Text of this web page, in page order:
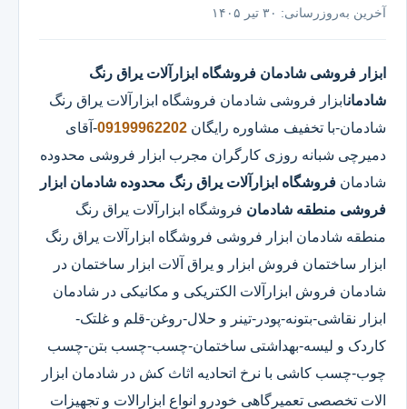
آخرین به‌روزرسانی: ۳۰ تیر ۱۴۰۵
ابزار فروشی شادمان فروشگاه ابزارآلات یراق رنگ
شادمانابزار فروشی شادمان فروشگاه ابزارآلات یراق رنگ
شادمان-با تخفیف مشاوره رایگان 09199962202-آقای
دمیرچی شبانه روزی کارگران مجرب ابزار فروشی محدوده
شادمان فروشگاه ابزارآلات یراق رنگ محدوده شادمان ابزار
فروشی منطقه شادمان فروشگاه ابزارآلات یراق رنگ
منطقه شادمان ابزار فروشی فروشگاه ابزارآلات یراق رنگ
ابزار ساختمان فروش ابزار و یراق آلات ابزار ساختمان در
شادمان فروش ابزارآلات الکتریکی و مکانیکی در شادمان
ابزار نقاشی-بتونه-پودر-تینر و حلال-روغن-قلم و غلتک-
کاردک و لیسه-بهداشتی ساختمان-چسب-چسب بتن-چسب
چوب-چسب کاشی با نرخ اتحادیه اثاث کش در شادمان ابزار
الات تخصصی تعمیرگاهی خودرو انواع ابزارالات و تجهیزات